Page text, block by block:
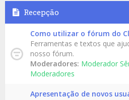
Recepção
Como utilizar o fórum do
Ferramentas e textos que
nosso fórum.
Moderadores: Moderador
Moderadores
Apresentação de novos